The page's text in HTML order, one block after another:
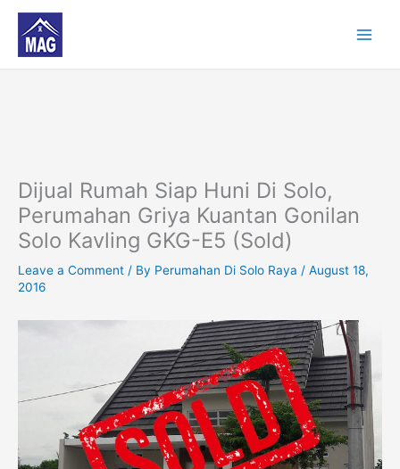
content
Dijual Rumah Siap Huni Di Solo,
Perumahan Griya Kuantan Gonilan
Solo Kavling GKG-E5 (Sold)
Leave a Comment / By Perumahan Di Solo Raya / August 18,
2016